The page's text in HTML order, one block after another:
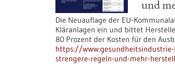
und
Die Neuauflage der EU-
Kläranlagen ein und bittet
80 Prozent der Kosten für den
https://
strengere-regeln-und-mehr-